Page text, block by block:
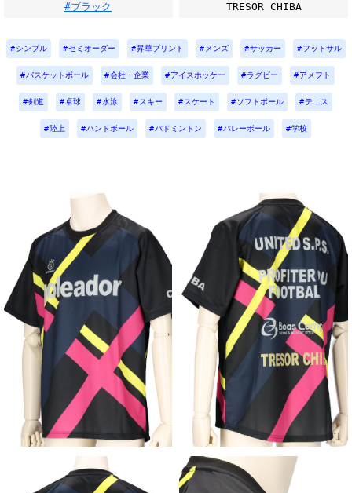
#ブラック TRESOR CHIBA
シンプル セミオーダー 昇華プリント メンズ サッカー フットサル
バスケットボール 会社・企業 アイスホッケー ラグビー アメフト
剣道 卓球 水泳 スキー スケート ソフトボール テニス
陸上 ハンドボール バドミントン バレーボール 学校